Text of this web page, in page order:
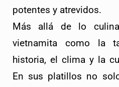
potentes y atrevidos.
Más allá de lo
vietnamita como la
historia, el clima y la
En sus platillos no